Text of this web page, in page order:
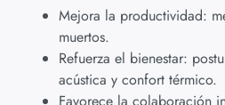
Mejora la productividad:
muertos.
Refuerza el bienestar:
acústica y confort térmico.